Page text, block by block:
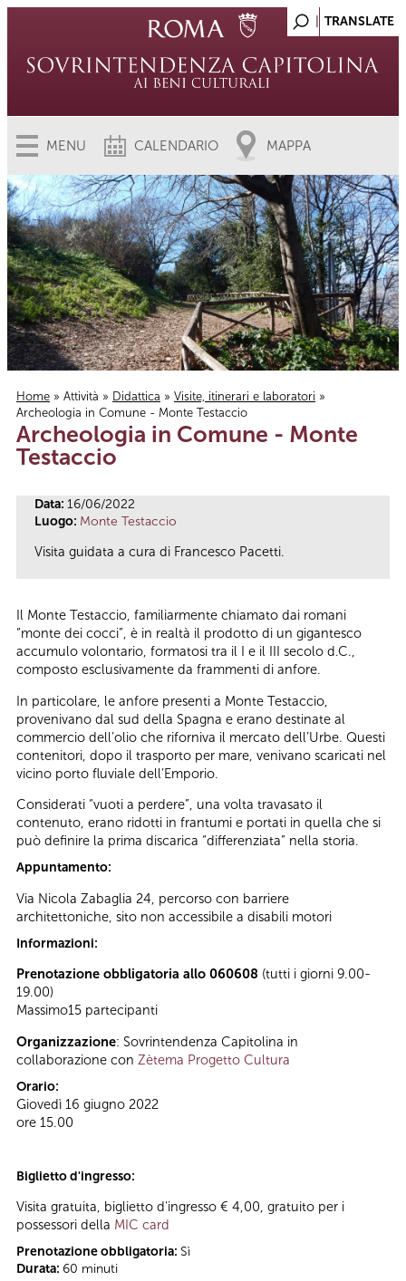
MENU CALENDARIO MAPPA
Tu sei qui
Home » Attività » Didattica » Visite, itinerari e laboratori »
Archeologia in Comune - Monte Testaccio
Archeologia in Comune - Monte
Testaccio
Data: 16/06/2022
Luogo: Monte Testaccio
Visita guidata a cura di Francesco Pacetti.
Il Monte Testaccio, familiarmente chiamato dai romani
“monte dei cocci”, è in realtà il prodotto di un gigantesco
accumulo volontario, formatosi tra il I e il III secolo d.C.,
composto esclusivamente da frammenti di anfore.
In particolare, le anfore presenti a Monte Testaccio,
provenivano dal sud della Spagna e erano destinate al
commercio dell’olio che riforniva il mercato dell’Urbe. Questi
contenitori, dopo il trasporto per mare, venivano scaricati nel
vicino porto fluviale dell’Emporio.
Considerati “vuoti a perdere”, una volta travasato il
contenuto, erano ridotti in frantumi e portati in quella che si
può definire la prima discarica “differenziata” nella storia.
Appuntamento:
Via Nicola Zabaglia 24, percorso con barriere
architettoniche, sito non accessibile a disabili motori
Informazioni:
Prenotazione obbligatoria allo 060608 (tutti i giorni 9.00-
19.00)
Massimo15 partecipanti
Organizzazione: Sovrintendenza Capitolina in
collaborazione con Zètema Progetto Cultura
Orario:
Giovedì 16 giugno 2022
ore 15.00
Biglietto d'ingresso:
Visita gratuita, biglietto d'ingresso € 4,00, gratuito per i
possessori della MIC card
Prenotazione obbligatoria: Sì
Durata: 60 minuti